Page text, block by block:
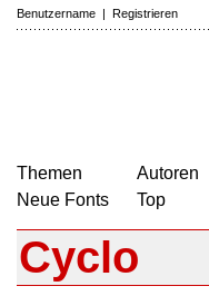
Benutzername | Registrieren
Themen
Neue Fonts
Autoren
Top
Cyclo